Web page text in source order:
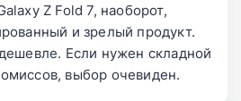
Z Fold 7, наоборот,
и зрелый продукт.
Если нужен складной
выбор очевиден.